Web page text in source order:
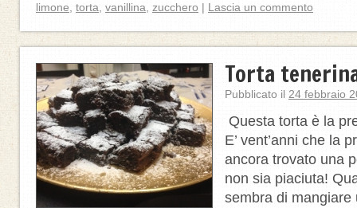
limone torta vanillina zucchero | Lascia un commento
Torta
Pubblicato il 24 febbraio
Questa torta è la
E’ vent’anni che la
ancora trovato una
non sia piaciuta!
sembra di mangiare